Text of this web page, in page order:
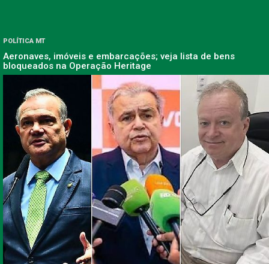
POLÍTICA MT
Aeronaves, imóveis e embarcações; veja lista de bens
bloqueados na Operação Heritage